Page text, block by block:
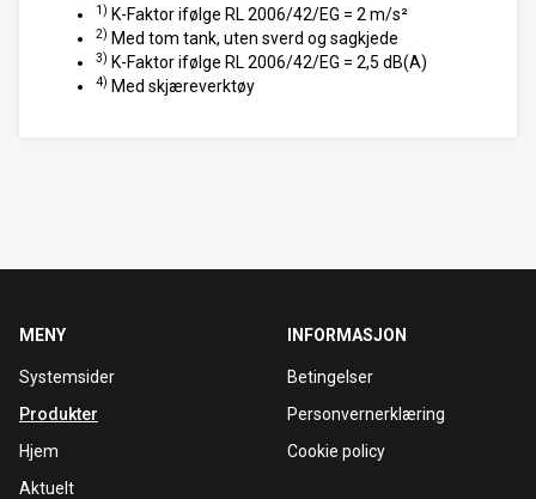
1) K-Faktor ifølge RL 2006/42/EG = 2 m/s²
2) Med tom tank, uten sverd og sagkjede
3) K-Faktor ifølge RL 2006/42/EG = 2,5 dB(A)
4) Med skjæreverktøy
MENY
Systemsider
Produkter
Hjem
Aktuelt
INFORMASJON
Betingelser
Personvernerklæring
Cookie policy